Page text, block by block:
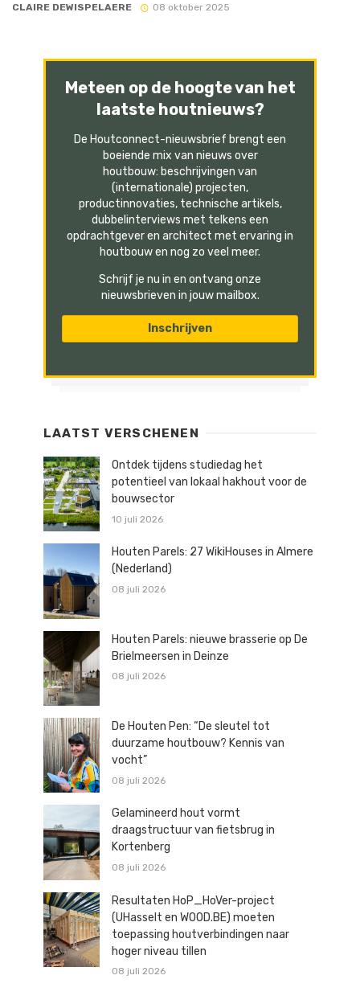
CLAIRE DEWISPELAERE 08 oktober 2025
Meteen op de hoogte van het
laatste houtnieuws?
De Houtconnect-nieuwsbrief brengt een
boeiende mix van nieuws over
houtbouw: beschrijvingen van
(internationale) projecten,
productinnovaties, technische artikels,
dubbelinterviews met telkens een
opdrachtgever en architect met ervaring in
houtbouw en nog zo veel meer.
Schrijf je nu in en ontvang onze
nieuwsbrieven in jouw mailbox.
LAATST VERSCHENEN
Ontdek tijdens studiedag het
potentieel van lokaal hakhout voor de
bouwsector
10 juli 2026
Houten Parels: 27 WikiHouses in Almere
(Nederland)
08 juli 2026
Houten Parels: nieuwe brasserie op De
Brielmeersen in Deinze
08 juli 2026
De Houten Pen: “De sleutel tot
duurzame houtbouw? Kennis van
vocht”
08 juli 2026
Gelamineerd hout vormt
draagstructuur van fietsbrug in
Kortenberg
08 juli 2026
Resultaten HoP_HoVer-project
(UHasselt en WOOD.BE) moeten
toepassing houtverbindingen naar
hoger niveau tillen
08 juli 2026